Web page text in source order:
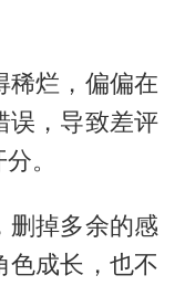
稀烂，偏偏在
误，导致差评
。
删掉多余的感
色成长，也不